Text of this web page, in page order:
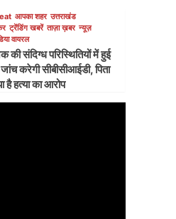
आपका शहर उत्तराखंड
ट्रेंडिंग खबरें ताज़ा ख़बर न्यूज़
वायरल
की संदिग्ध परिस्थितियों में हुई
करेगी सीबीसीआईडी, पिता
है हत्या का आरोप